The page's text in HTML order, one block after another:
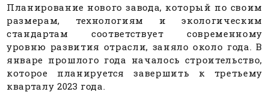
Планирование нового завода, который по своим
размерам, технологиям и экологическим
стандартам соответствует современному
уровню развития отрасли, заняло около года. В
январе прошлого года началось строительство,
которое планируется завершить к третьему
кварталу 2023 года.